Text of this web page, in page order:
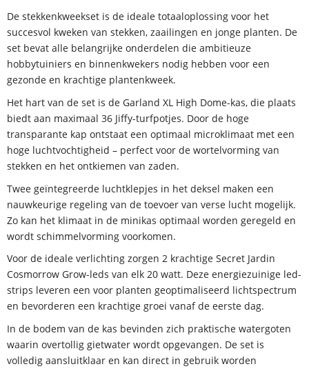
De stekkenkweekset is de ideale totaaloplossing voor het
succesvol kweken van stekken, zaailingen en jonge planten. De
set bevat alle belangrijke onderdelen die ambitieuze
hobbytuiniers en binnenkwekers nodig hebben voor een
gezonde en krachtige plantenkweek.
Het hart van de set is de Garland XL High Dome-kas, die plaats
biedt aan maximaal 36 Jiffy-turfpotjes. Door de hoge
transparante kap ontstaat een optimaal microklimaat met een
hoge luchtvochtigheid – perfect voor de wortelvorming van
stekken en het ontkiemen van zaden.
Twee geïntegreerde luchtklepjes in het deksel maken een
nauwkeurige regeling van de toevoer van verse lucht mogelijk.
Zo kan het klimaat in de minikas optimaal worden geregeld en
wordt schimmelvorming voorkomen.
Voor de ideale verlichting zorgen 2 krachtige Secret Jardin
Cosmorrow Grow-leds van elk 20 watt. Deze energiezuinige led-
strips leveren een voor planten geoptimaliseerd lichtspectrum
en bevorderen een krachtige groei vanaf de eerste dag.
In de bodem van de kas bevinden zich praktische watergoten
waarin overtollig gietwater wordt opgevangen. De set is
volledig aansluitklaar en kan direct in gebruik worden